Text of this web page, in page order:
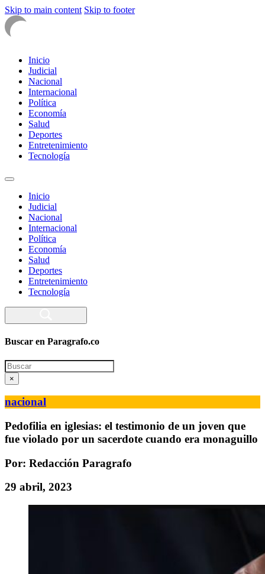
Skip to main content Skip to footer
Inicio
Judicial
Nacional
Internacional
Política
Economía
Salud
Deportes
Entretenimiento
Tecnología
Inicio
Judicial
Nacional
Internacional
Política
Economía
Salud
Deportes
Entretenimiento
Tecnología
Buscar en Paragrafo.co
Search
×
nacional
Pedofilia en iglesias: el testimonio de un joven que
fue violado por un sacerdote cuando era monaguillo
Por: Redacción Paragrafo
29 abril, 2023